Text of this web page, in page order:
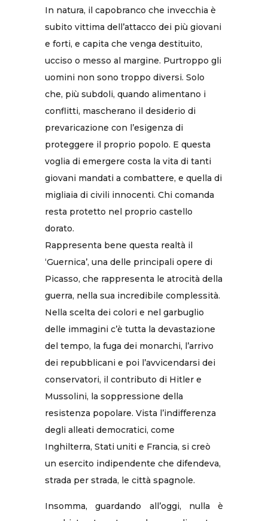
In natura, il capobranco che invecchia è
subito vittima dell’attacco dei più giovani
e forti, e capita che venga destituito,
ucciso o messo al margine. Purtroppo gli
uomini non sono troppo diversi. Solo
che, più subdoli, quando alimentano i
conflitti, mascherano il desiderio di
prevaricazione con l’esigenza di
proteggere il proprio popolo. E questa
voglia di emergere costa la vita di tanti
giovani mandati a combattere, e quella di
migliaia di civili innocenti. Chi comanda
resta protetto nel proprio castello
dorato.
Rappresenta bene questa realtà il
‘Guernica’, una delle principali opere di
Picasso, che rappresenta le atrocità della
guerra, nella sua incredibile complessità.
Nella scelta dei colori e nel garbuglio
delle immagini c’è tutta la devastazione
del tempo, la fuga dei monarchi, l’arrivo
dei repubblicani e poi l’avvicendarsi dei
conservatori, il contributo di Hitler e
Mussolini, la soppressione della
resistenza popolare. Vista l’indifferenza
degli alleati democratici, come
Inghilterra, Stati uniti e Francia, si creò
un esercito indipendente che difendeva,
strada per strada, le città spagnole.
Insomma, guardando all’oggi, nulla è